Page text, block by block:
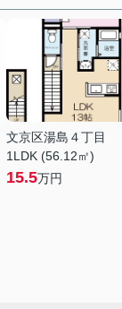
文京区湯島４丁目
1LDK (56.12㎡)
15.5万円